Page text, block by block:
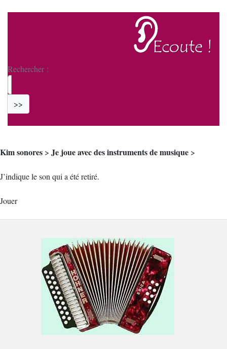
Rechercher :
>>
Kim sonores > Je joue avec des instruments de musique >
J’indique le son qui a été retiré.
Jouer